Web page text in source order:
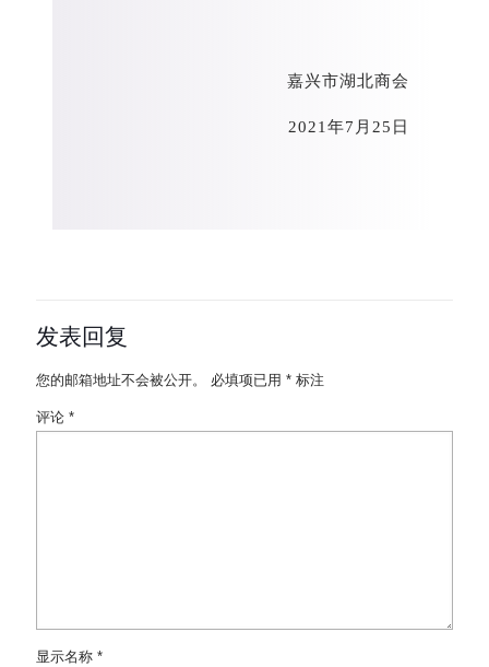
嘉兴市湖北商会
2021年7月25日
发表回复
您的邮箱地址不会被公开。 必填项已用 * 标注
评论 *
显示名称 *